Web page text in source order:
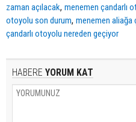
zaman açılacak, menemen çandarlı
otoyolu son durum, menemen aliağa
çandarlı otoyolu nereden geçiyor
HABERE YORUM KAT